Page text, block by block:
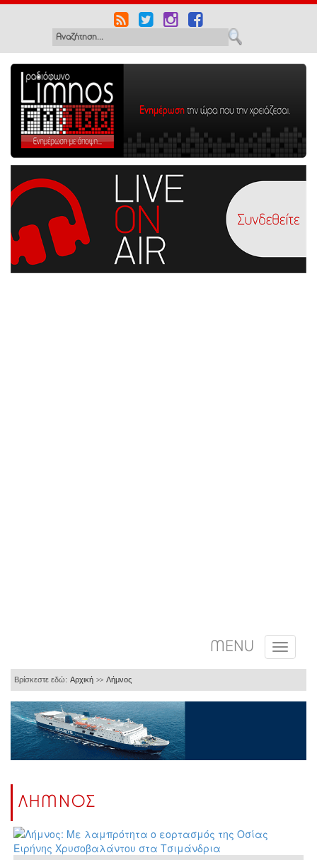
MENU
Βρίσκεστε εδώ: Αρχική >> Λήμνος
ΛΗΜΝΟΣ